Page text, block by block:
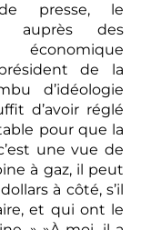
presse, le
auprès des
de la
d’idéologie
d’avoir réglé
pour que la
une vue de
à gaz, il peut
à côté, s’il
et qui ont le